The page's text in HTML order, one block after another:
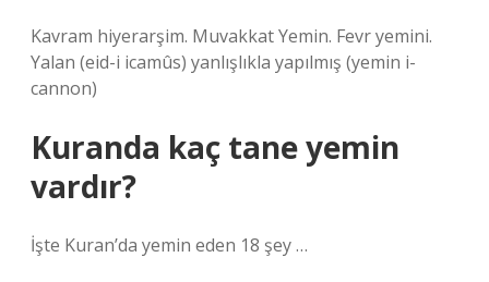
Kavram hiyerarşim. Muvakkat Yemin. Fevr yemini.
Yalan (eid-i icamûs) yanlışlıkla yapılmış (yemin i-
cannon)
Kuranda kaç tane yemin
vardır?
İşte Kuran’da yemin eden 18 şey …